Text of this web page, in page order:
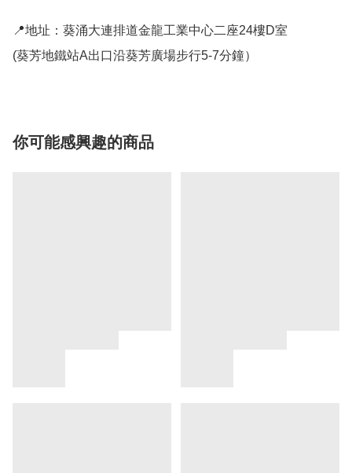
📍地址：葵涌大連排道金龍工業中心二座24樓D室
(葵芳地鐵站A出口沿葵芳廣場步行5-7分鐘）
你可能感興趣的商品